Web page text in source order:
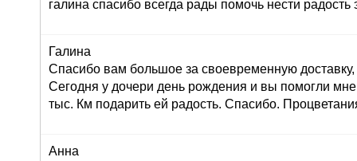
галина спасибо всегда рады помочь нести
Галина
Спасибо вам большое за своевременную доставку,
Сегодня у дочери день рождения и вы помогли
тыс. Км подарить ей радость. Спасибо.
Анна